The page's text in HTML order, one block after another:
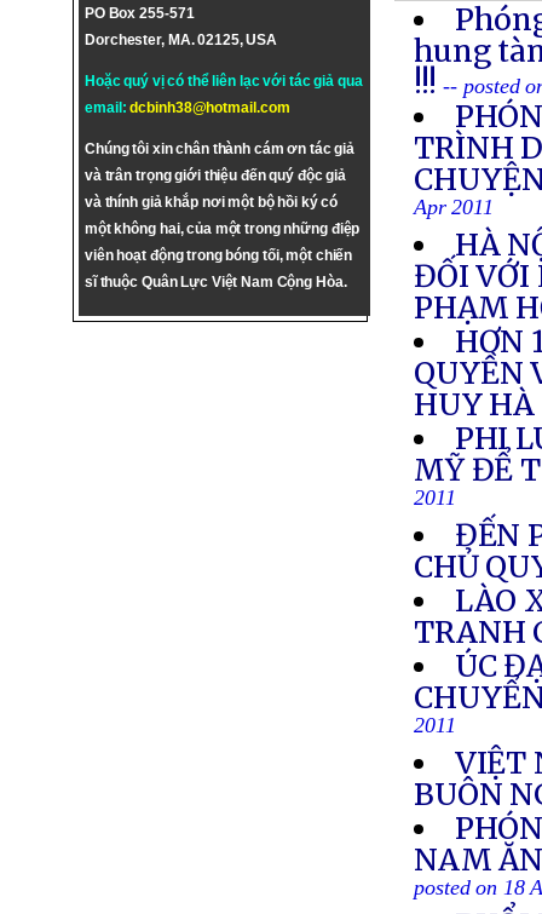
PO Box 255-571
Dorchester, MA. 02125, USA
Hoặc quý vị có thể liên lạc với tác giả qua
email:dcbinh38@hotmail.com
Chúng tôi xin chân thành cám ơn tác giả
và trân trọng giới thiệu đến quý độc giả
và thính giả khắp nơi một bộ hồi ký có
một không hai, của một trong những điệp
viên hoạt động trong bóng tối, một chiến
sĩ thuộc Quân Lực Việt Nam Cộng Hòa.
hung
!!!-- posted
TRÌNH
Apr 2011
HÀ
ĐỐI VỚI
PHẠM
HƠN
QUYỀN
HUY HÀ
PHI
MỸ ĐỂ
2011
ĐẾN
CHỦ
LÀO
TRANH
ÚC
2011
VIỆT
BUÔN
NAM
posted on 18